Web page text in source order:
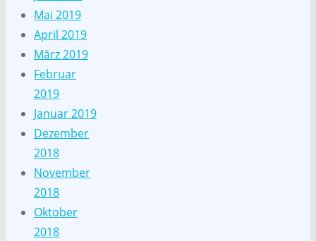
Mai 2019
April 2019
März 2019
Februar
2019
Januar 2019
Dezember
2018
November
2018
Oktober
2018